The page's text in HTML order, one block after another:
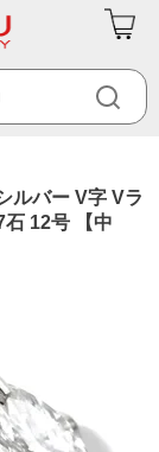
ルバー V字 Vラ
12号 【中